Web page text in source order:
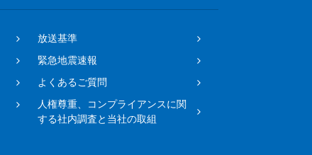
放送基準
緊急地震速報
よくあるご質問
人権尊重、コンプライアンスに関
する社内調査と当社の取組